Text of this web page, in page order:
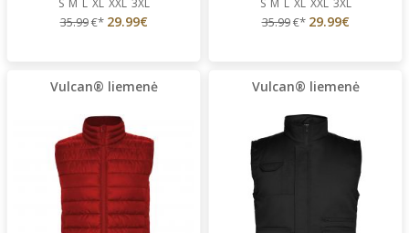
S M L XL XXL 3XL
35.99€* 29.99€
S M L XL XXL 3XL
35.99€* 29.99€
Vulcan® liemenė Vulcan® liemenė